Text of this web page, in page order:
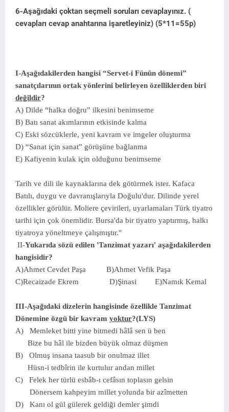
6-Aşağıdaki çoktan seçmeli soruları cevaplayınız. (
cevapları cevap anahtarına işaretleyiniz) (5*11=55p)
I-Aşağıdakilerden hangisi “Servet-i Fünûn dönemi”
sanatçılarının ortak yönlerini belirleyen özelliklerden biri
değildir?
A) Dilde “halka doğru” ilkesini benimseme
B) Batı sanat akımlarının etkisinde kalma
C) Eski sözcüklerle, yeni kavram ve imgeler oluşturma
D) “Sanat için sanat” görüşüne bağlanma
E) Kafiyenin kulak için olduğunu benimseme
Tarih ve dili ile kaynaklarına dek götürmek ister. Kafaca
Batılı, duygu ve davranışlarıyla Doğulu'dur. Dilinde yerel
özellikler görülür. Moliere çevirileri, uyarlamaları Türk tiyatro
tarihi için çok önemlidir. Bursa'da bir tiyatro yaptırmış, halkı
tiyatroya yö­neltmeye çalışmıştır."
II-Yukarıda sözü edilen 'Tanzimat yazarı' aşağı­dakilerden
hangisidir?
A)Ahmet Cevdet Paşa B)Ahmet Vefik Paşa
C)Recaizade Ekrem D)Şinasi E)Namık Kemal
III-Aşağıdaki dizelerin hangisinde özellikle Tanzimat
Dönemine özgü bir kavram yoktur?(LYS)
A) Memleket bitti yine bitmedi hâlâ sen ü ben
Bize bu hâl ile bizden büyük olmaz düşmen
B) Olmuş insana taasub bir onulmaz illet
Hüsn-i tedbîrin ile kurtulur andan millet
C) Felek her türlü esbâb-ı cefâsın toplasın gelsin
Dönersem kahpeyim millet yolunda bir azîmetten
D) Kanı ol gül gülerek geldiği demler şimdi